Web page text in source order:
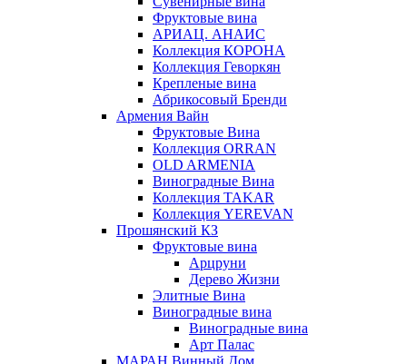
Фруктовые вина
АРИАЦ. АНАИС
Коллекция КОРОНА
Коллекция Геворкян
Крепленые вина
Абрикосовый Бренди
Армения Вайн
Фруктовые Вина
Коллекция ORRAN
OLD ARMENIA
Виноградные Вина
Коллекция TAKAR
Коллекция YEREVAN
Прошянский КЗ
Фруктовые вина
Арцруни
Дерево Жизни
Элитные Вина
Виноградные вина
Виноградные вина
Арт Палас
МАРАН Винный Дом